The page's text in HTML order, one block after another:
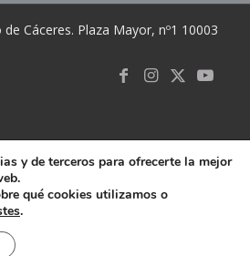
Cáceres. Plaza Mayor, nº1 10003
y de terceros para ofrecerte la mejor
qué cookies utilizamos o
.